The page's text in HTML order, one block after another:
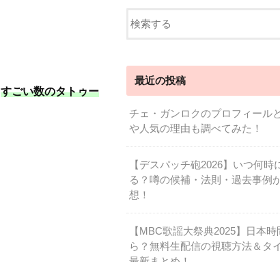
すごい数のタトゥー
最近の投稿
チェ・ガンロクのプロフィール
や人気の理由も調べてみた！
【デスパッチ砲2026】いつ何時
る？噂の候補・法則・過去事例
想！
【MBC歌謡大祭典2025】日本
ら？無料生配信の視聴方法＆タ